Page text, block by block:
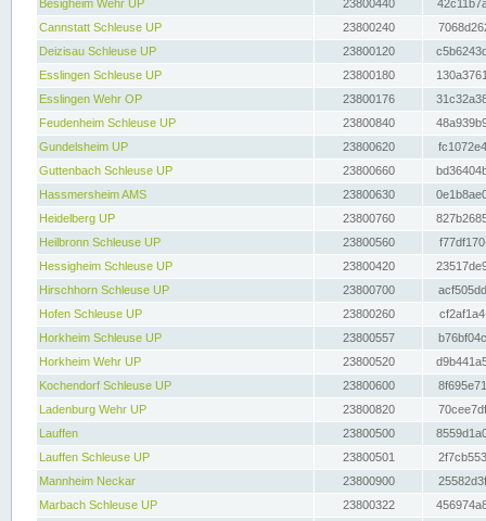
Besigheim Wehr UP
23800440
Cannstatt Schleuse UP
23800240
Deizisau Schleuse UP
23800120
Esslingen Schleuse UP
23800180
Esslingen Wehr OP
23800176
Feudenheim Schleuse UP
23800840
Gundelsheim UP
23800620
Guttenbach Schleuse UP
23800660
Hassmersheim AMS
23800630
Heidelberg UP
23800760
Heilbronn Schleuse UP
23800560
Hessigheim Schleuse UP
23800420
Hirschhorn Schleuse UP
23800700
Hofen Schleuse UP
23800260
Horkheim Schleuse UP
23800557
Horkheim Wehr UP
23800520
Kochendorf Schleuse UP
23800600
Ladenburg Wehr UP
23800820
Lauffen
23800500
Lauffen Schleuse UP
23800501
Mannheim Neckar
23800900
Marbach Schleuse UP
23800322